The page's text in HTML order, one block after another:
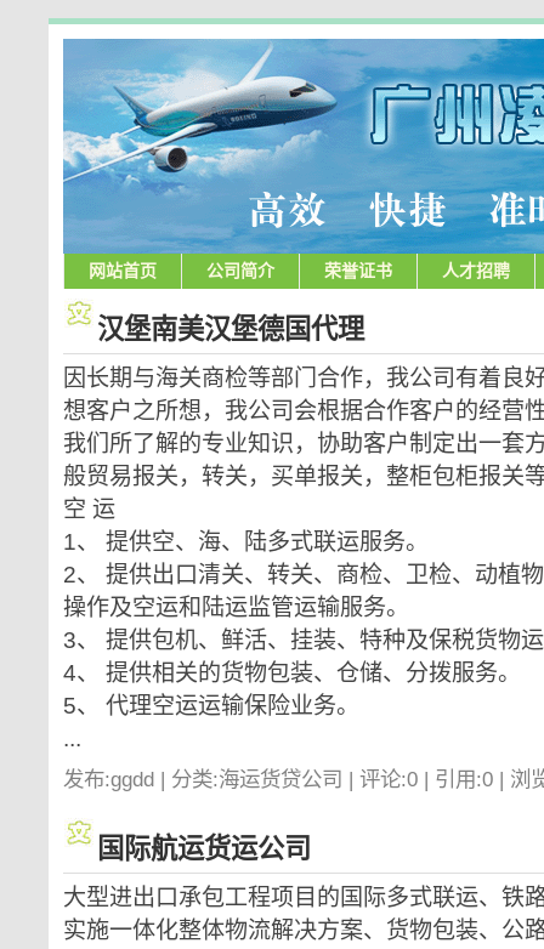
网站首页 公司简介 荣誉证书 人才招聘
汉堡南美汉堡德国代理
因长期与海关商检等部门合作，我公司有着良
想客户之所想，我公司会根据合作客户的经营
我们所了解的专业知识，协助客户制定出一套
般贸易报关，转关，买单报关，整柜包柜报关
空 运
1、 提供空、海、陆多式联运服务。
2、 提供出口清关、转关、商检、卫检、动植
操作及空运和陆运监管运输服务。
3、 提供包机、鲜活、挂装、特种及保税货物
4、 提供相关的货物包装、仓储、分拨服务。
5、 代理空运运输保险业务。
...
发布:ggdd | 分类:海运货贷公司 | 评论:0 | 引用:0 | 浏
国际航运货运公司
大型进出口承包工程项目的国际多式联运、铁
实施一体化整体物流解决方案、货物包装、公